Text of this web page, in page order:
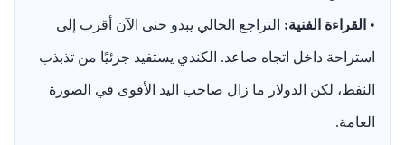
• القراءة الفنية: التراجع الحالي يبدو حتى الآن أقرب إلى
استراحة داخل اتجاه صاعد. الكندي يستفيد جزئيًا من تذبذب
النفط، لكن الدولار ما زال صاحب اليد الأقوى في الصورة
العامة.